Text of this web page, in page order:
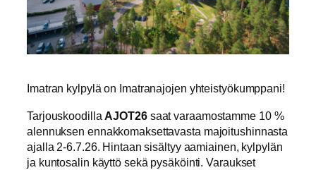
Imatran kylpylä on Imatranajojen yhteistyökumppani!
Tarjouskoodilla AJOT26saat varaamostamme 10 %
alennuksen ennakkomaksettavasta majoitushinnasta
ajalla 2-6.7.26. Hintaan sisältyy aamiainen, kylpylän
ja kuntosalin käyttö sekä pysäköinti. Varaukset